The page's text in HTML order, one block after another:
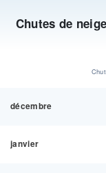
Chutes de
décembre
janvier